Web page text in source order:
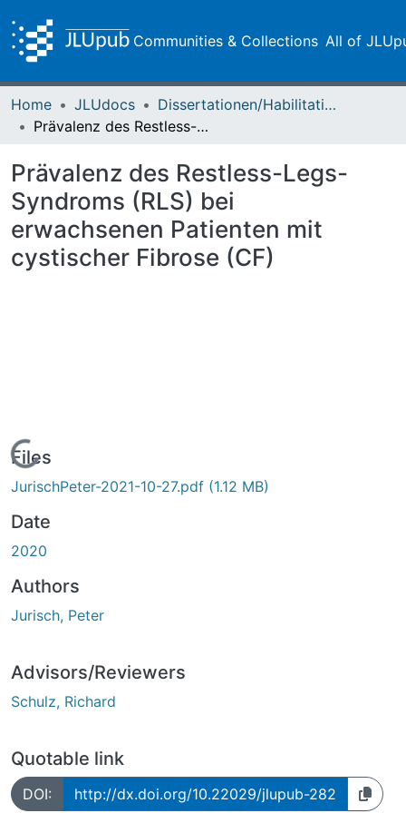
Communities & Collections All of
Home JLUdocs
Dissertationen/Habilitationen
Prävalenz des Restless-Legs-Syndroms (RLS) bei erwachsenen Patienten mit cystischer Fibrose (CF)
Prävalenz des Restless-Legs-
Syndroms (RLS) bei
erwachsenen Patienten mit
cystischer Fibrose (CF)
Loading...
Files
JurischPeter-2021-10-27.pdf (1.12 MB)
Date
2020
Authors
Jurisch, Peter
Advisors/Reviewers
Schulz, Richard
Quotable link
DOI: http://dx.doi.org/10.22029/jlupub-282